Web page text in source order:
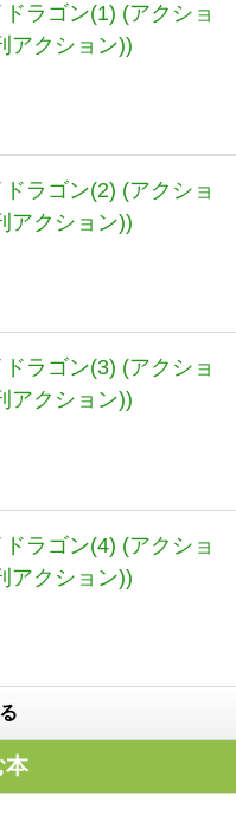
ラゴン(1) (アクショ
アクション))
ラゴン(2) (アクショ
アクション))
ラゴン(3) (アクショ
アクション))
ラゴン(4) (アクショ
アクション))
本